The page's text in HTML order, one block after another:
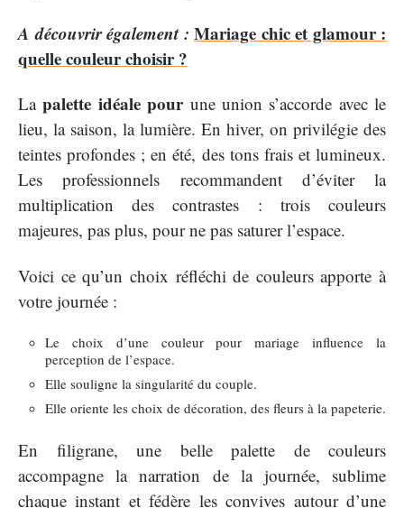
A découvrir également : Mariage chic et glamour :
quelle couleur choisir ?
Lapalette idéale pourune union s’accorde avec le
lieu, la saison, la lumière. En hiver, on privilégie des
teintes profondes ; en été, des tons frais et lumineux.
Les professionnels recommandent d’éviter la
multiplication des contrastes : trois couleurs
majeures, pas plus, pour ne pas saturer l’espace.
Voici ce qu’un choix réfléchi de couleurs apporte à
votre journée :
Le choix d’une couleur pour mariage influence la
perception de l’espace.
Elle souligne la singularité du couple.
Elle oriente les choix de décoration, des fleurs à la papeterie.
En filigrane, une belle palette de couleurs
accompagne la narration de la journée, sublime
chaque instant et fédère les convives autour d’une